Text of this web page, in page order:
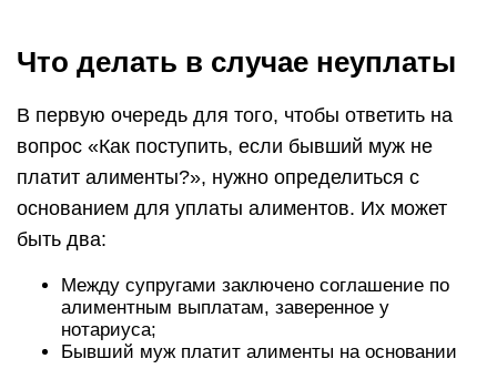
Что делать в случае неуплаты
В первую очередь для того, чтобы ответить на
вопрос «Как поступить, если бывший муж не
платит алименты?», нужно определиться с
основанием для уплаты алиментов. Их может
быть два:
Между супругами заключено соглашение по
алиментным выплатам, заверенное у
нотариуса;
Бывший муж платит алименты на основании